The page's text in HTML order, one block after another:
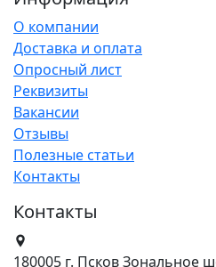
О компании
Доставка и оплата
Опросный лист
Реквизиты
Вакансии
Отзывы
Полезные статьи
Контакты
Контакты
180005 г. Псков Зональное